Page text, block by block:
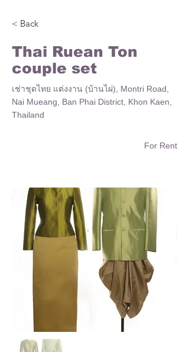
< Back
Thai Ruean Ton
couple set
เช่าชุดไทย แต่งงาน (บ้านไผ่), Montri Road,
Nai Mueang, Ban Phai District, Khon Kaen,
Thailand
For Rent